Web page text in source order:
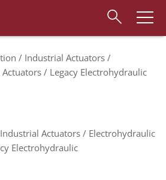
Industrial Actuators
Legacy Electrohydraulic
Industrial Actuators
Electrohydraulic
Electrohydraulic